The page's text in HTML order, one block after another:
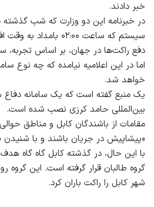
خبر دادند.
در خبرنامه این دو‌ وزارت‌ که شب
سیستم که ساعت ۰۲:۰۰
دفع راکت‌ها در جهان، بر اساس
اما در این اعلامیه نیامده که چه نوع
خواهد شد.
یک منبع گفته است که یک سامانه ‌دفاع
بین‌المللی حامد کرزی نصب شده ‌است.
مقامات از باشند‌گان کابل و مناطق
«پیشاپیش در جریان باشند و با شنیدن
با این حال، در گذشته کابل گاه گاه
شهر کابل را راکت باران کرد.